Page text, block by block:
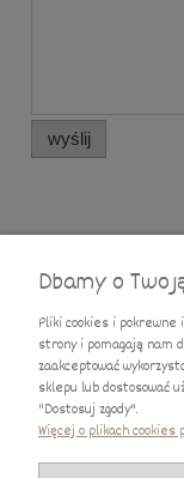
wyślij
Dbamy o
Pliki cookies i
strony i pomagają nam
zaakceptować
sklepu lub dostosować
"Dostosuj zgody".
Więcej o plikach